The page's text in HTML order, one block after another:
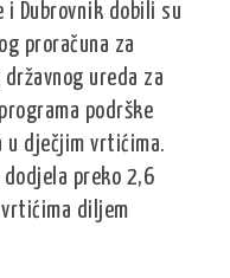
i Dubrovnik dobili su
proračuna za
ureda za
podrške
u dječjim vrtićima.
dodjela preko 2,6
diljem